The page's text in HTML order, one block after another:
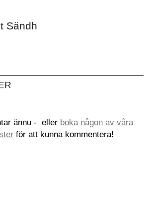
Sändh
ännu - eller boka någon av våra
för att kunna kommentera!